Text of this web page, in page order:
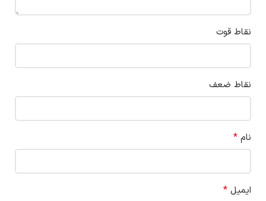
نقاط قوت
نقاط ضعف
نام *
ایمیل *